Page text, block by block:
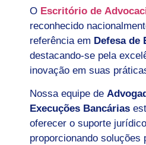
O Escritório de
reconhecido
referência em Defesa de
destacando-se pela
inovação em suas
Nossa equipe de
Execuções Bancárias
oferecer o suporte
proporcionando soluções